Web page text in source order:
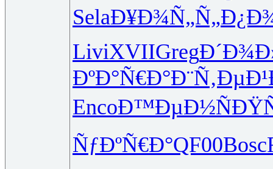
SelaÐ¥Ð¾Ñ„Ñ„
LiviXVIIGreg
ÐºÐ°Ñ€Ð°Ð¨Ñ‚ÐµÐ¹
EncoÐ™ÐµÐ½Ñ
ÑƒÐºÑ€Ð°QF00Bosc